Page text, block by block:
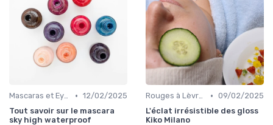
Mascaras et Eyeliners • 12/02/2025
Tout savoir sur le mascara
sky high waterproof
Rouges à Lèvres et Gloss • 09/02/2025
L'éclat irrésistible des gloss
Kiko Milano